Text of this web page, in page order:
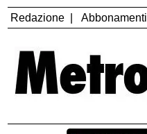
Redazione Abbonamenti